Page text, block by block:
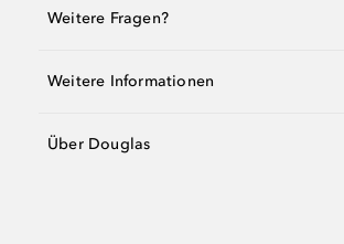
Weitere Fragen?
Weitere Informationen
Über Douglas